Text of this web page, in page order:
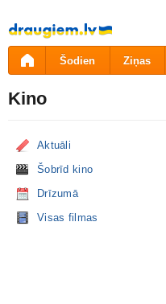
Pāriet
uz
saturu
Šodien Ziņas
Kino
Aktuāli
Šobrīd kino
Drīzumā
Visas filmas